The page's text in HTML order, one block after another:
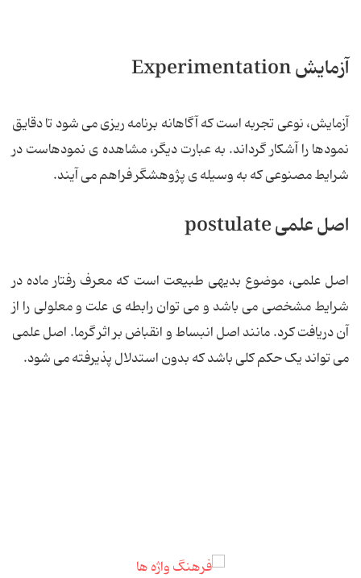
آزمایش Experimentation
آزمایش، نوعی تجربه است که آگاهانه برنامه ریزی می شود تا دقایق
نمودها را آشکار گرداند. به عبارت دیگر، مشاهده ی نمودهاست در
شرایط مصنوعی که به وسیله ی پژوهشگر فراهم می آیند.
اصل علمی postulate
اصل علمی، موضوع بدیهی طبیعت است که معرف رفتار ماده در
شرایط مشخصی می باشد و می توان رابطه ی علت و معلولی را از
آن دریافت کرد. مانند اصل انبساط و انقباض بر اثر گرما. اصل علمی
می تواند یک حکم کلی باشد که بدون استدلال پذیرفته می شود.